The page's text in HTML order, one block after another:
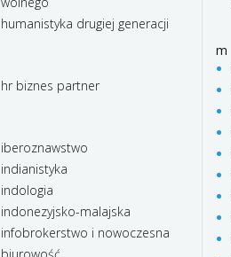
humanistyka drugiej generacji
hr biznes partner
iberoznawstwo
indianistyka
indologia
indonezyjsko-malajska
infobrokerstwo i nowoczesna
m